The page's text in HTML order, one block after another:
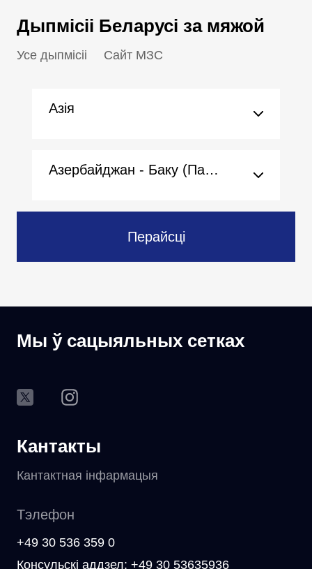
Дыпмісіі Беларусі за мяжой
Усе дыпмісіі Сайт МЗС
Азія
Азербайджан - Баку (Пасольства)
Перайсці
Мы ў сацыяльных сетках
Кантакты
Кантактная інфармацыя
Тэлефон
+49 30 536 359 0
Консульскі аддзел: +49 30 53635936